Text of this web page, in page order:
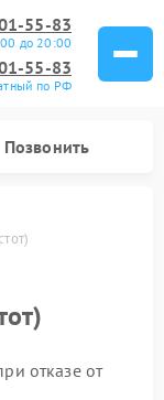
55-83
до 20:00
55-83
по РФ
Позвонить
отказе от